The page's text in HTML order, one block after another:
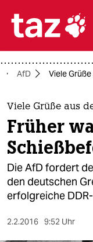

themen
politik
öko
gesellschaft
sport
AfD Viele
Viele Grüße aus
Früher
Die AfD fordert
den deutschen
erfolgreiche
2.2.2016 9:52 Uhr